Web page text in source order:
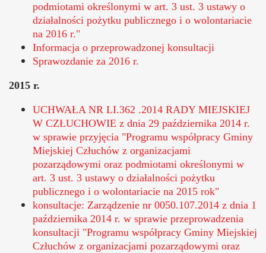
podmiotami określonymi w art. 3 ust. 3 ustawy o
działalności pożytku publicznego i o wolontariacie
na 2016 r."
Informacja o przeprowadzonej konsultacji
Sprawozdanie za 2016 r.
2015 r.
UCHWAŁA NR LI.362 .2014 RADY MIEJSKIEJ
W CZŁUCHOWIE z dnia 29 października 2014 r.
w sprawie przyjęcia "Programu współpracy Gminy
Miejskiej Człuchów z organizacjami
pozarządowymi oraz podmiotami określonymi w
art. 3 ust. 3 ustawy o działalności pożytku
publicznego i o wolontariacie na 2015 rok"
konsultacje: Zarządzenie nr 0050.107.2014 z dnia 1
października 2014 r. w sprawie przeprowadzenia
konsultacji "Programu współpracy Gminy Miejskiej
Człuchów z organizacjami pozarządowymi oraz